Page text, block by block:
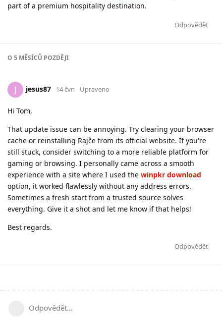
part of a premium hospitality destination.
Odpovědět
O 5 MĚSÍCŮ POZDĚJI
J jesus87 14 čvn Upraveno
Hi Tom,
That update issue can be annoying. Try clearing your browser
cache or reinstalling Rajče from its official website. If you're
still stuck, consider switching to a more reliable platform for
gaming or browsing. I personally came across a smooth
experience with a site where I used the winpkr download
option, it worked flawlessly without any address errors.
Sometimes a fresh start from a trusted source solves
everything. Give it a shot and let me know if that helps!
Best regards.
Odpovědět
Odpovědět…